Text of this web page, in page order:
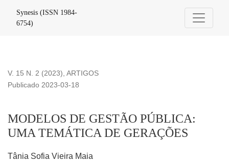
Synesis (ISSN 1984-
6754)
V. 15 N. 2 (2023), ARTIGOS
MODELOS DE GESTÃO PÚBLICA:
UMA TEMÁTICA DE GERAÇÕES
Publicado 2023-03-18
Tânia Sofia Vieira Maia